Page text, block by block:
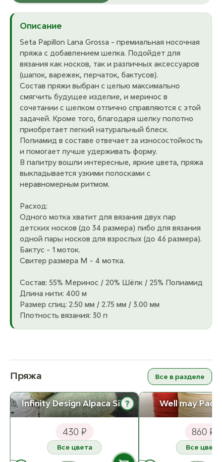
Описание
Seta Papillon Lana Grossa - премиальная носочная
пряжа с добавлением шелка. Подойдет для
вязания как носков, так и различных аксессуаров
(шапок, варежек, перчаток, бактусов).
Состав пряжи выбран с целью максимально
смягчить будущее изделие, и меринос в
сочетании с шелком отлично справляются с этой
задачей. Кроме того, благодаря шелку полотно
приобретает легкий натуральный блеск.
Полиамид в составе отвечает за износостойкость
и помогает лучше удерживать форму.
В палитру вошли интересные, яркие цвета, пряжа
выкладывается узкими полосками с
неравномерным ритмом.
Расход:
Одного мотка хватит для вязания двух пар
детских носков (до 34 размера) либо для вязания
одной пары носков для взрослых (до 46 размера).
Бактус - 1 моток.
Свитер размера M - 4 мотка.
Состав: 55% Меринос / 20% Шёлк / 25% Полиамид
Длина нити: 400 м
Размер спиц: 2.50 мм / 2.75 мм / 3.00 мм
Плотность вязания: 30 п
Пряжа Все в разделе
Infinity Design Alpaca Silk?
430 ₽
Все цвета
Well may
860 ₽
Все цвета